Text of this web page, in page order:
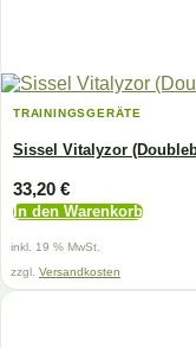
TRAININGSGERÄTE
Sissel Vitalyzor
33,20 €
In den Warenkorb
inkl. 19 % MwSt.
zzgl. Versandkosten